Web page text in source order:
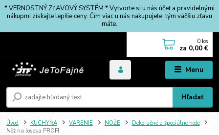
* VERNOSTNÝ ZĽAVOVÝ SYSTÉM * Vytvorte si u nás účet a pravidelnými
nákupmi získajte lepšie ceny. Čím viac u nás nakupujete, tým väčšiu zľavu
máte.
Menu
Hľadať
0 ks
za 0,00 €
Úvod KUCHYŇA VARENIE NOŽE
Dekoračné a špeciálne nože
Nôž na lososa PROFI